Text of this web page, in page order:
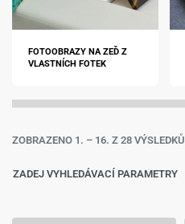
FOTOOBRAZY NA ZEĎ Z
VLASTNÍCH FOTEK
ZOBRAZENO 1. – 16. Z 28 VÝSLEDKŮ
ZADEJ VYHLEDÁVACÍ PARAMETRY